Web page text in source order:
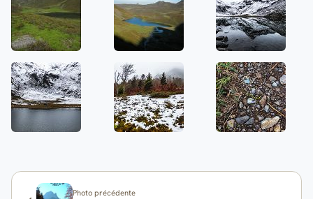
Photo précédente